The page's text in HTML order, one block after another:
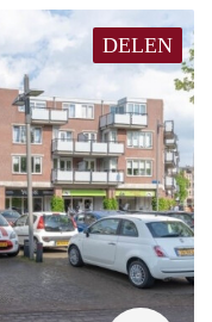
DELEN